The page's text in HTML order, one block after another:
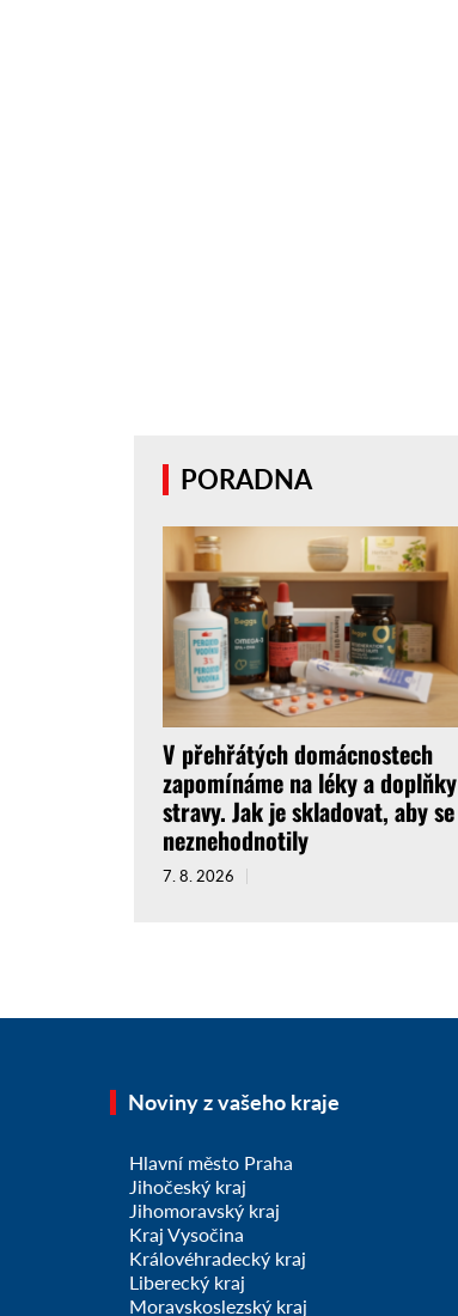
PORADNA
V přehřátých domácnostech
zapomínáme na léky a doplňky
stravy. Jak je skladovat, aby se
neznehodnotily
7. 8. 2026
Noviny z vašeho kraje
Hlavní město Praha
Jihočeský kraj
Jihomoravský kraj
Kraj Vysočina
Královéhradecký kraj
Liberecký kraj
Moravskoslezský kraj